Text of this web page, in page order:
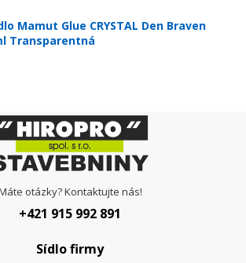
Mamut Glue CRYSTAL Den Braven
Transparentná
otázky? Kontaktujte nás!
+421 915 992 891
Sídlo firmy